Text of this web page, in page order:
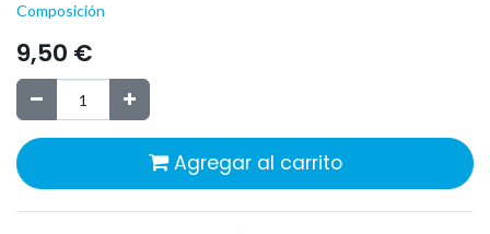
Composición
9,50 €
Agregar al carrito